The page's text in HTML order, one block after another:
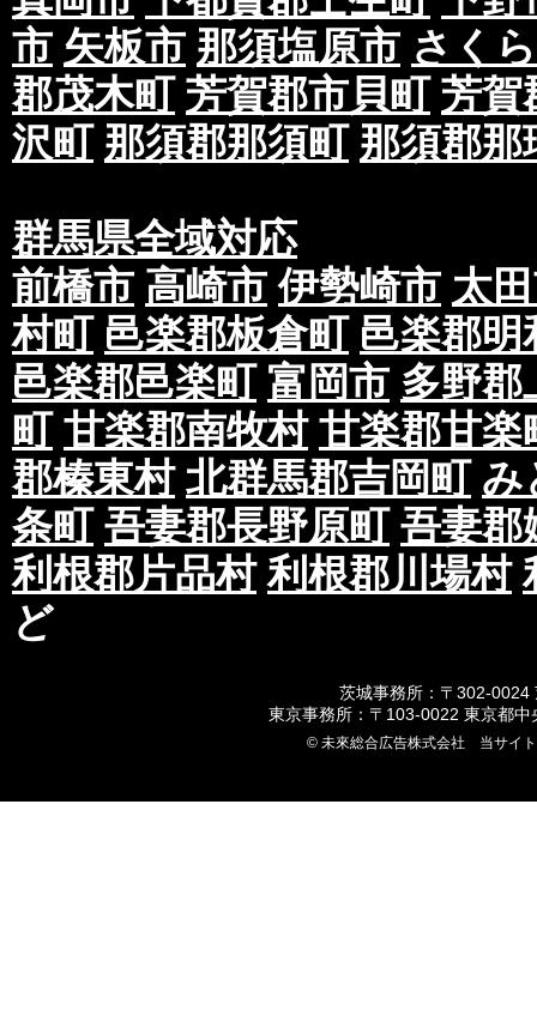
市 矢板市 那須塩原市 さく
郡茂木町 芳賀郡市貝町 芳賀
沢町 那須郡那須町 那須郡那
群馬県全域対応
前橋市 高崎市 伊勢崎市 太
村町 邑楽郡板倉町 邑楽郡明
邑楽郡邑楽町 富岡市 多野郡
町 甘楽郡南牧村 甘楽郡甘楽
郡榛東村 北群馬郡吉岡町 み
条町 吾妻郡長野原町 吾妻郡
利根郡片品村 利根郡川場村
ど
茨城事務所：〒302-0024
東京事務所：〒103-0022 東京都
© 未來総合広告株式会社 当サイ